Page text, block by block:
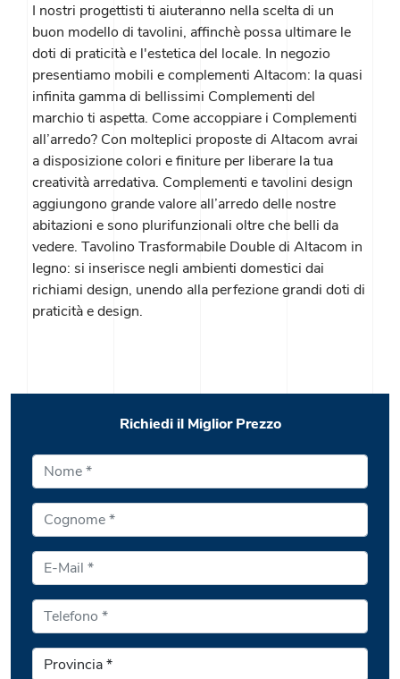
I nostri progettisti ti aiuteranno nella scelta di un
buon modello di tavolini, affinchè possa ultimare le
doti di praticità e l'estetica del locale. In negozio
presentiamo mobili e complementi Altacom: la quasi
infinita gamma di bellissimi Complementi del
marchio ti aspetta. Come accoppiare i Complementi
all’arredo? Con molteplici proposte di Altacom avrai
a disposizione colori e finiture per liberare la tua
creatività arredativa. Complementi e tavolini design
aggiungono grande valore all’arredo delle nostre
abitazioni e sono plurifunzionali oltre che belli da
vedere. Tavolino Trasformabile Double di Altacom in
legno: si inserisce negli ambienti domestici dai
richiami design, unendo alla perfezione grandi doti di
praticità e design.
Richiedi il Miglior Prezzo